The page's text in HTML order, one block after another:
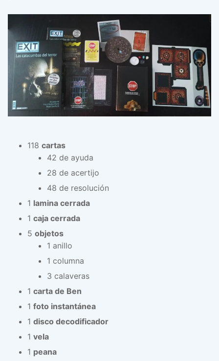
118 cartas
42 de ayuda
28 de acertijo
48 de resolución
1 lamina cerrada
1 caja cerrada
5 objetos
1 anillo
1 columna
3 calaveras
1 carta de Ben
1 foto instantánea
1 disco decodificador
1 vela
1 peana